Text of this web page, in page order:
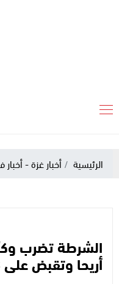
الرئيسية أخبار غزة -
الشرطة تضرب
أريحا وتقبض على 3 أشخاص